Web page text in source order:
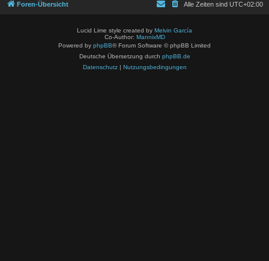
Foren-Übersicht Alle Zeiten sind UTC+02:00
Lucid Lime style created by Melvin García
Co-Author: MannixMD
Powered by phpBB® Forum Software © phpBB Limited
Deutsche Übersetzung durch phpBB.de
Datenschutz| Nutzungsbedingungen